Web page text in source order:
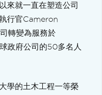
來就一直在塑造公司
行官Cameron
轉變為服務於
政府公司的50多名人
學的土木工程一等榮